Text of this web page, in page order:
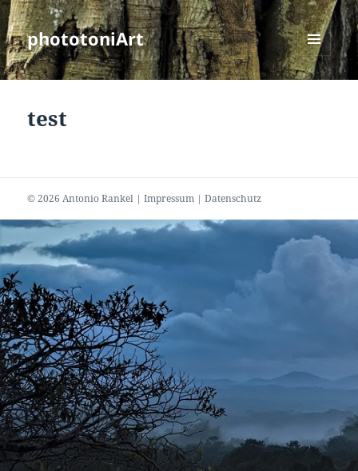
phototoniArt
MENÜ
UND
test
© 2026 Antonio Rankel |Impressum |Datenschutz